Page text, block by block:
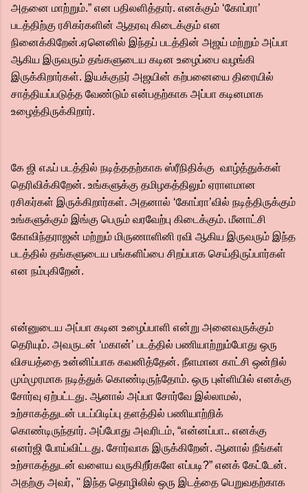
அதனை மாற்றும்.” என பதிலளித்தார். எனக்கும் ‘கோப்ரா’
படத்திற்கு ரசிகர்களின் ஆதரவு கிடைக்கும் என
நினைக்கிறேன்.ஏனெனில் இந்தப் படத்தின் அஜய் மற்றும் அப்பா
ஆகிய இருவரும் தங்களுடைய கடின உழைப்பை வழங்கி
இருக்கிறார்கள். இயக்குநர் அஜயின் கற்பனையை திரையில்
சாத்தியப்படுத்த வேண்டும் என்பதற்காக அப்பா கடினமாக
உழைத்திருக்கிறார்.
கே ஜி எஃப் படத்தில் நடித்ததற்காக ஸ்ரீநிதிக்கு வாழ்த்துக்கள்
தெரிவிக்கிறேன். உங்களுக்கு தமிழகத்திலும் ஏராளமான
ரசிகர்கள் இருக்கிறார்கள். அதனால் ‘கோப்ரா’வில் நடித்திருக்கும்
உங்களுக்கும் இங்கு பெரும் வரவேற்பு கிடைக்கும். மீனாட்சி
கோவிந்தராஜன் மற்றும் மிருணாளினி ரவி ஆகிய இருவரும் இந்த
படத்தில் தங்களுடைய பங்களிப்பை சிறப்பாக செய்திருப்பார்கள்
என நம்புகிறேன்.
என்னுடைய அப்பா கடின உழைப்பாளி என்று அனைவருக்கும்
தெரியும். அவருடன் ‘மகான்’ படத்தில் பணியாற்றும்போது ஒரு
விசயத்தை உன்னிப்பாக கவனித்தேன். நீளமான காட்சி ஒன்றில்
மும்முரமாக நடித்துக் கொண்டிருந்தோம். ஒரு புள்ளியில் எனக்கு
சோர்வு ஏற்பட்டது. ஆனால் அப்பா சோர்வே இல்லாமல்,
உற்சாகத்துடன் படப்பிடிப்பு தளத்தில் பணியாற்றிக்
கொண்டிருந்தார். அப்போது அவரிடம், “என்னப்பா.. எனக்கு
எனர்ஜி போய்விட்டது. சோர்வாக இருக்கிறேன். ஆனால் நீங்கள்
உற்சாகத்துடன் வளைய வருகிறீர்களே எப்படி?” எனக் கேட்டேன்.
அதற்கு அவர், '' இந்த தொழிலில் ஒரு இடத்தை பெறுவதற்காக